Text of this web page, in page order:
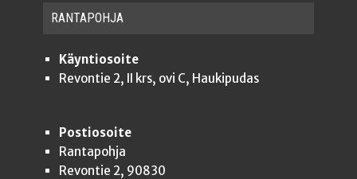
RAN­TA­POH­JA
Käyntiosoite
Revontie 2, II krs, ovi C, Haukipudas
Postiosoite
Rantapohja
Revontie 2, 90830